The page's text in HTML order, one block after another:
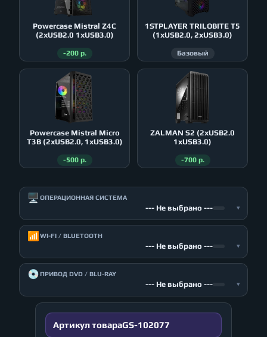
Powercase Mistral Z4С
(2xUSB2.0 1xUSB3.0)
-200 р.
1STPLAYER TRILOBITE T5
(1xUSB2.0, 2xUSB3.0)
Базовый
Powercase Mistral Micro
T3B (2xUSB2.0, 1xUSB3.0)
-500 р.
ZALMAN S2 (2xUSB2.0
1xUSB3.0)
-700 р.
🖥️ ОПЕРАЦИОННАЯ СИСТЕМА
--- Не выбрано --- ▾
📶 WI-FI / BLUETOOTH
--- Не выбрано --- ▾
💿ПРИВОД DVD / BLU-RAY
--- Не выбрано --- ▾
Артикул товараGS-102077